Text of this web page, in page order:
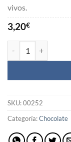
vivos.
3,20€
SKU:00252
Categoría:Chocolate